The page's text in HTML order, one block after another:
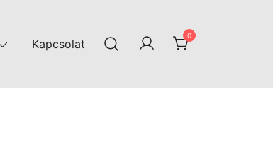
Kapcsolat
0